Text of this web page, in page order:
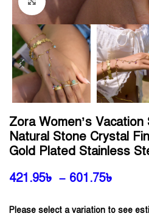
Zora Women’s
Natural Stone Crystal
Gold Plated Stainless
421.95৳ – 601.75৳
Please select a variation to see